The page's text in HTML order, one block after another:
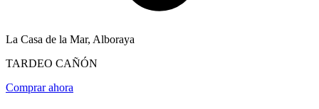
La Casa de la Mar, Alboraya
TARDEO CAÑÓN
Comprar ahora